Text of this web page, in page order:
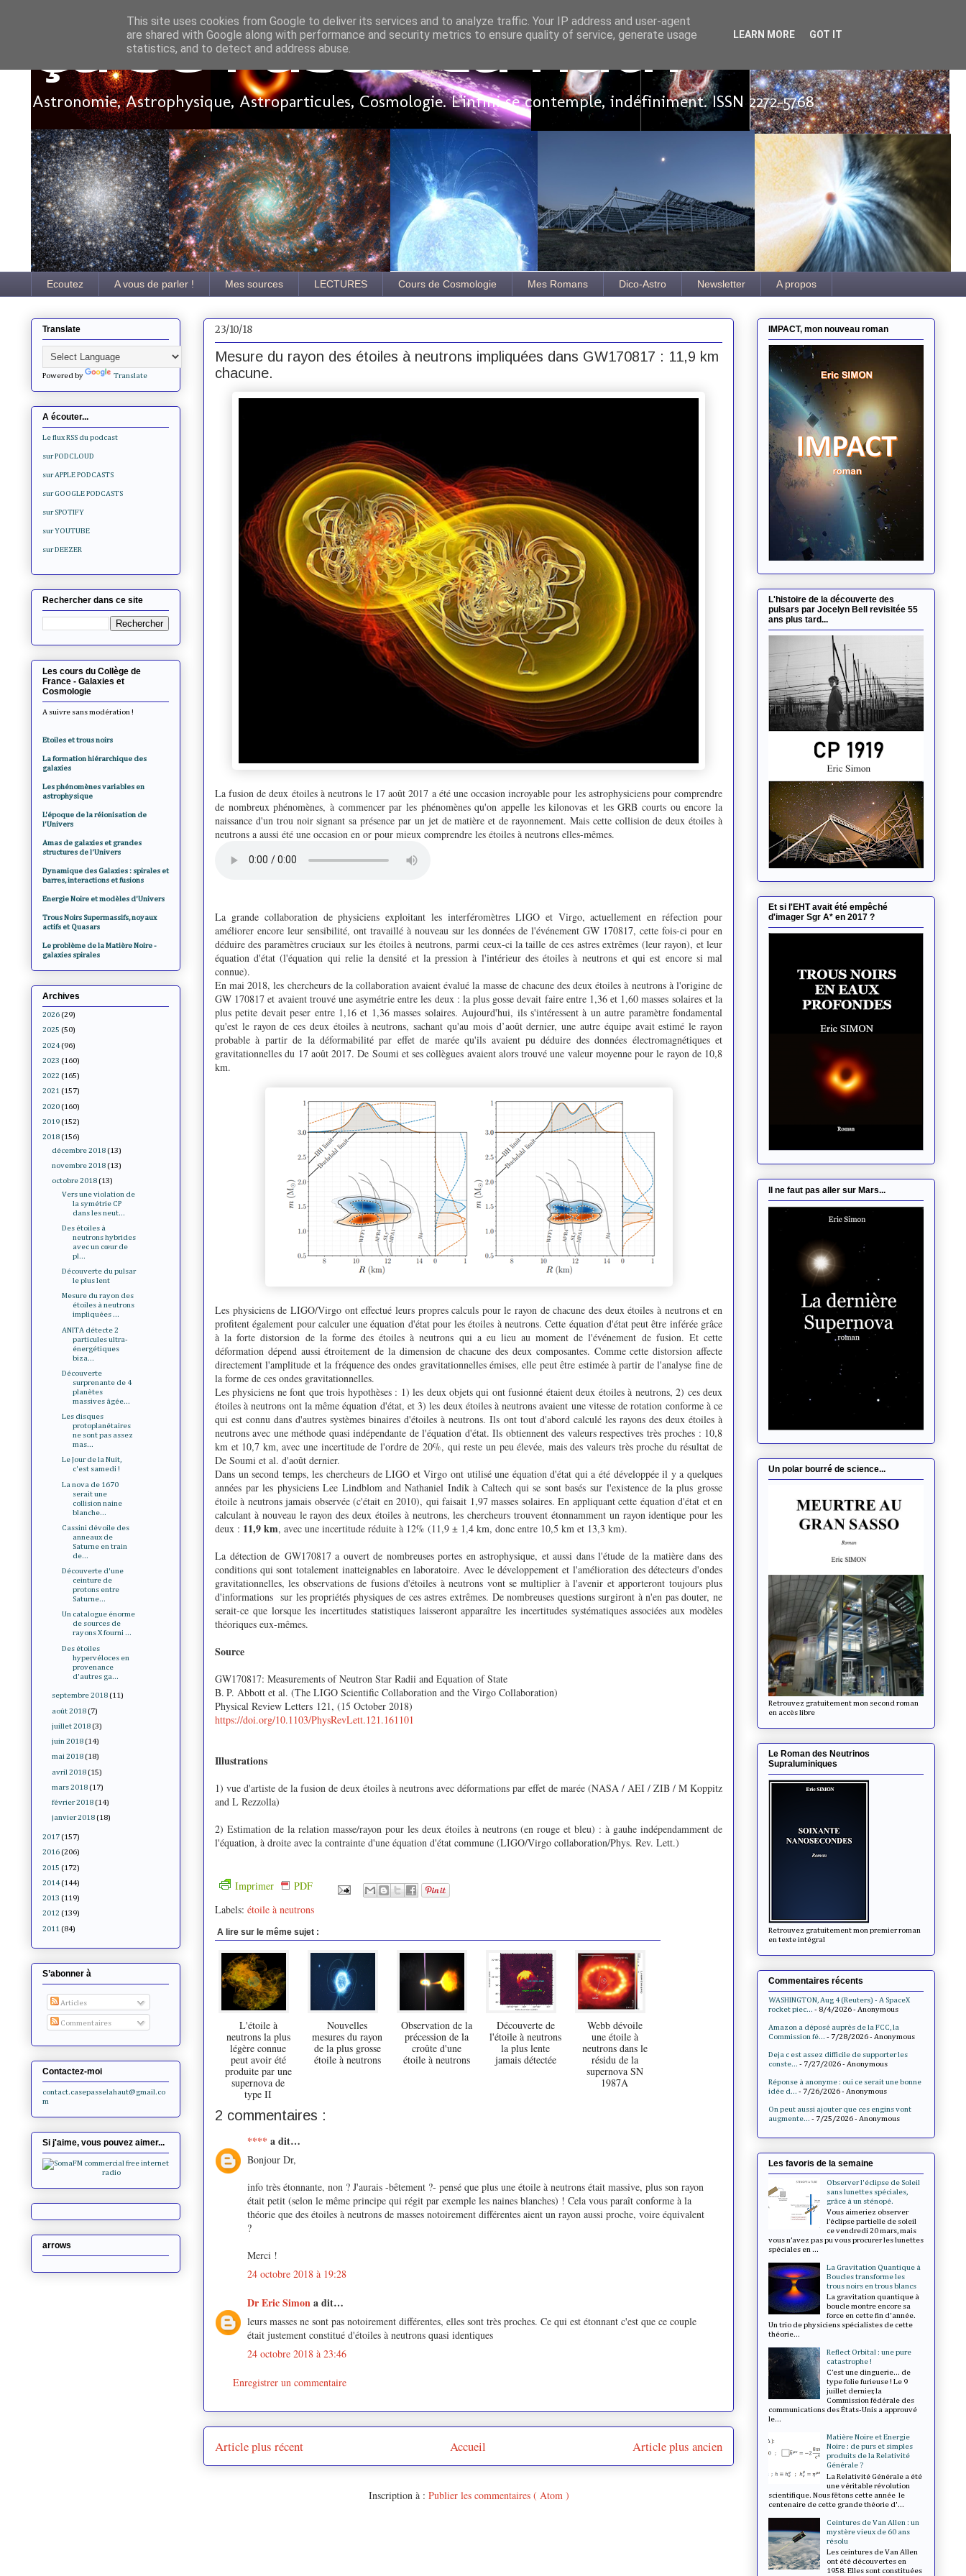
Ça se passe là haut
Astronomie, Astrophysique, Astroparticules, Cosmologie. L'infini se contemple, indéfiniment. ISSN 2272-5768
Ecoutez A vous de parler ! Mes sources LECTURES Cours de Cosmologie Mes Romans Dico-Astro Newsletter A propos
23/10/18
Mesure du rayon des étoiles à neutrons impliquées dans GW170817 : 11,9 km
chacune.
La fusion de deux étoiles à neutrons le 17 août 2017 a été une occasion incroyable pour les astrophysiciens pour comprendre
de nombreux phénomènes, à commencer par les phénomènes qu'on appelle les kilonovas et les GRB courts ou encore la
naissance d'un trou noir signant sa présence par un jet de matière et de rayonnement. Mais cette collision de deux étoiles à
neutrons a aussi été une occasion en or pour mieux comprendre les étoiles à neutrons elles-mêmes.
La grande collaboration de physiciens exploitant les interféromètres LIGO et Virgo, actuellement en réfection pour
améliorer encore leur sensibilité, ont travaillé à nouveau sur les données de l'événement GW 170817, cette fois-ci pour en
déduire des paramètres cruciaux sur les étoiles à neutrons, parmi ceux-ci la taille de ces astres extrêmes (leur rayon), et leur
équation d'état (l'équation qui relie la densité et la pression à l'intérieur des étoiles à neutrons et qui est encore si mal
connue).
En mai 2018, les chercheurs de la collaboration avaient évalué la masse de chacune des deux étoiles à neutrons à l'origine de
GW 170817 et avaient trouvé une asymétrie entre les deux : la plus gosse devait faire entre 1,36 et 1,60 masses solaires et la
plus petite devait peser entre 1,16 et 1,36 masses solaires. Aujourd'hui, ils s'intéressent à un autre paramètre fondamental
qu'est le rayon de ces deux étoiles à neutrons, sachant qu'au mois d’août dernier, une autre équipe avait estimé le rayon
probable à partir de la déformabilité par effet de marée qu'ils avaient pu déduire des données électromagnétiques et
gravitationnelles du 17 août 2017. De Soumi et ses collègues avaient alors trouvé une valeur moyenne pour le rayon de 10,8
km.
Les physiciens de LIGO/Virgo ont effectué leurs propres calculs pour le rayon de chacune des deux étoiles à neutrons et en
profitent également pour calculer une équation d'état pour les étoiles à neutrons. Cette équation d'état peut être inférée grâce
à la forte distorsion de la forme des étoiles à neutrons qui a eu lieu au moment de l'événement de fusion. Et cette
déformation dépend aussi étroitement de la dimension de chacune des deux composantes. Comme cette distorsion affecte
directement l'amplitude et la fréquence des ondes gravitationnelles émises, elle peut être estimée à partir de l'analyse fine de
la forme de ces ondes gravitationnelles.
Les physiciens ne font que trois hypothèses : 1) les deux objets qui ont fusionné étaient deux étoiles à neutrons, 2) ces deux
étoiles à neutrons ont la même équation d'état, et 3) les deux étoiles à neutrons avaient une vitesse de rotation conforme à ce
qui est connu dans d'autres systèmes binaires d'étoiles à neutrons. Ils ont tout d'abord calculé les rayons des deux étoiles à
neutrons avec une méthode quasi indépendante de l'équation d'état. Ils obtiennent des valeurs respectives très proches : 10,8
km et 10,7 km, avec une incertitude de l'ordre de 20%, qui reste un peu élevée, mais des valeurs très proche du résultat de
De Soumi et al. d'août dernier.
Dans un second temps, les chercheurs de LIGO et Virgo ont utilisé une équation d'état qui a été développée il y a quelques
années par les physiciens Lee Lindblom and Nathaniel Indik à Caltech qui se sont basés sur l'existence de la plus grosse
étoile à neutrons jamais observée (c'était en 2010), qui faisait 1,97 masses solaires. En appliquant cette équation d'état et en
calculant à nouveau le rayon des deux étoiles à neutrons, les chercheurs trouvent étonnamment un rayon identique pour les
deux : 11,9 km, avec une incertitude réduite à 12% (11,9 ± 1,4 km, donc entre 10,5 km et 13,3 km).
La détection de GW170817 a ouvert de nombreuses portes en astrophysique, et aussi dans l'étude de la matière dans des
conditions qui sont totalement inatteignables en laboratoire. Avec le développement et l'amélioration des détecteurs d'ondes
gravitationnelles, les observations de fusions d'étoiles à neutrons vont se multiplier à l'avenir et apporteront toujours plus
d'informations sur les propriétés physiques de ces astres extrêmes. De nombreuses questions surgiront à n'en pas douter, ne
serait-ce que lorsque les incertitudes statistiques laisseront apparaître les incertitudes systématiques associées aux modèles
théoriques eux-mêmes.
Source
GW170817: Measurements of Neutron Star Radii and Equation of State
B. P. Abbott et al. (The LIGO Scientific Collaboration and the Virgo Collaboration)
Physical Review Letters 121, (15 October 2018)
https://doi.org/10.1103/PhysRevLett.121.161101
Illustrations
1) vue d'artiste de la fusion de deux étoiles à neutrons avec déformations par effet de marée (NASA / AEI / ZIB / M Koppitz
and L Rezzolla)
2) Estimation de la relation masse/rayon pour les deux étoiles à neutrons (en rouge et bleu) : à gauhe indépendamment de
l'équation, à droite avec la contrainte d'une équation d'état commune (LIGO/Virgo collaboration/Phys. Rev. Lett.)
Imprimer
PDF
Labels: étoile à neutrons
A lire sur le même sujet :
L'étoile à
neutrons la plus
légère connue
peut avoir été
produite par une
supernova de
type II
Nouvelles
mesures du rayon
de la plus grosse
étoile à neutrons
Observation de la
précession de la
croûte d'une
étoile à neutrons
Découverte de
l'étoile à neutrons
la plus lente
jamais détectée
Webb dévoile
une étoile à
neutrons dans le
résidu de la
supernova SN
1987A
2 commentaires :
**** a dit…
Bonjour Dr,
info très étonnante, non ? J'aurais -bêtement ?- pensé que plus une étoile à neutrons était massive, plus son rayon
était petit (selon le même principe qui régit par exemple les naines blanches) ! Cela vous paraît conforme à la
théorie que des étoiles à neutrons de masses notoirement différentes aient un rayon aussi proche, voire équivalent
?
Merci !
24 octobre 2018 à 19:28
Dr Eric Simona dit…
leurs masses ne sont pas notoirement différentes, elles sont très proches. Ce qui est étonnant c'est que ce couple
était justement constitué d'étoiles à neutrons quasi identiques
24 octobre 2018 à 23:46
Enregistrer un commentaire
Article plus récent Article plus ancien
Accueil
Inscription à : Publier les commentaires ( Atom )
Translate
Powered by Translate
A écouter...
Le flux RSS du podcast
sur PODCLOUD
sur APPLE PODCASTS
sur GOOGLE PODCASTS
sur SPOTIFY
sur YOUTUBE
sur DEEZER
Rechercher dans ce site
Les cours du Collège de
France - Galaxies et
Cosmologie
A suivre sans modération !
Etoiles et trous noirs
La formation hiérarchique des
galaxies
Les phénomènes variables en
astrophysique
L'époque de la réionisation de
l'Univers
Amas de galaxies et grandes
structures de l'Univers
Dynamique des Galaxies : spirales et
barres, interactions et fusions
Energie Noire et modèles d'Univers
Trous Noirs Supermassifs, noyaux
actifs et Quasars
Le problème de la Matière Noire -
galaxies spirales
Archives
2026 (29)
2025 (50)
2024 (96)
2023 (160)
2022 (165)
2021 (157)
2020 (160)
2019 (152)
2018 (156)
décembre 2018 (13)
novembre 2018 (13)
octobre 2018 (13)
Vers une violation de
la symétrie CP
dans les neut...
Des étoiles à
neutrons hybrides
avec un cœur de
pl...
Découverte du pulsar
le plus lent
Mesure du rayon des
étoiles à neutrons
impliquées ...
ANITA détecte 2
particules ultra-
énergétiques
biza...
Découverte
surprenante de 4
planètes
massives âgée...
Les disques
protoplanétaires
ne sont pas assez
mas...
Le Jour de la Nuit,
c'est samedi !
La nova de 1670
serait une
collision naine
blanche...
Cassini dévoile des
anneaux de
Saturne en train
de...
Découverte d'une
ceinture de
protons entre
Saturne...
Un catalogue énorme
de sources de
rayons X fourni ...
Des étoiles
hypervéloces en
provenance
d'autres ga...
septembre 2018 (11)
août 2018 (7)
juillet 2018 (3)
juin 2018 (14)
mai 2018 (18)
avril 2018 (15)
mars 2018 (17)
février 2018 (14)
janvier 2018 (18)
2017 (157)
2016 (206)
2015 (172)
2014 (144)
2013 (119)
2012 (139)
2011 (84)
S’abonner à
Articles
Commentaires
Contactez-moi
contact.casepasselahaut@gmail.co
m
Si j'aime, vous pouvez aimer...
arrows
IMPACT, mon nouveau roman
L'histoire de la découverte des
pulsars par Jocelyn Bell revisitée 55
ans plus tard...
Et si l'EHT avait été empêché
d'imager Sgr A* en 2017 ?
Il ne faut pas aller sur Mars...
Un polar bourré de science...
Retrouvez gratuitement mon second roman
en accès libre
Le Roman des Neutrinos
Supraluminiques
Retrouvez gratuitement mon premier roman
en texte intégral
Commentaires récents
WASHINGTON, Aug 4 (Reuters) - A SpaceX
rocket piec... - 8/4/2026- Anonymous
Amazon a déposé auprès de la FCC, la
Commission fé... - 7/28/2026- Anonymous
Deja c est assez difficile de supporter les
conste... - 7/27/2026- Anonymous
Réponse à anonyme : oui ce serait une bonne
idée d... - 7/26/2026- Anonymous
On peut aussi ajouter que ces engins vont
augmente... - 7/25/2026- Anonymous
Les favoris de la semaine
Observer l'éclipse de Soleil
sans lunettes spéciales,
grâce à un sténopé.
Vous aimeriez observer
l’éclipse partielle de soleil
ce vendredi 20 mars, mais
vous n’avez pas pu vous procurer les lunettes
spéciales en ...
La Gravitation Quantique à
Boucles transforme les
trous noirs en trous blancs
La gravitation quantique à
boucle montre encore sa
force en cette fin d'année.
Un trio de physiciens spécialistes de cette
théorie...
Reflect Orbital : une pure
catastrophe !
C’est une dinguerie... de
type folie furieuse ! Le 9
juillet dernier, la
Commission fédérale des
communications des États-Unis a approuvé
le...
Matière Noire et Energie
Noire : de purs et simples
produits de la Relativité
Générale ?
La Relativité Générale a été
une véritable révolution
scientifique. Nous fêtons cette année le
centenaire de cette grande théorie d'...
Ceintures de Van Allen : un
mystère vieux de 60 ans
résolu
Les ceintures de Van Allen
ont été découvertes en
1958. Elles sont constituées
This site uses cookies from Google to deliver its services and to analyze traffic. Your IP address and user-agent
are shared with Google along with performance and security metrics to ensure quality of service, generate usage
statistics, and to detect and address abuse.
LEARN MORE GOT IT